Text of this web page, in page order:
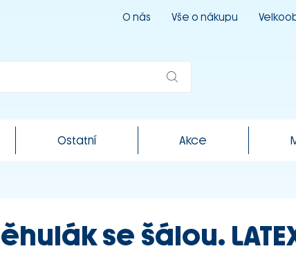
O nás Vše o nákupu
Ostatní Akce
se šálou.